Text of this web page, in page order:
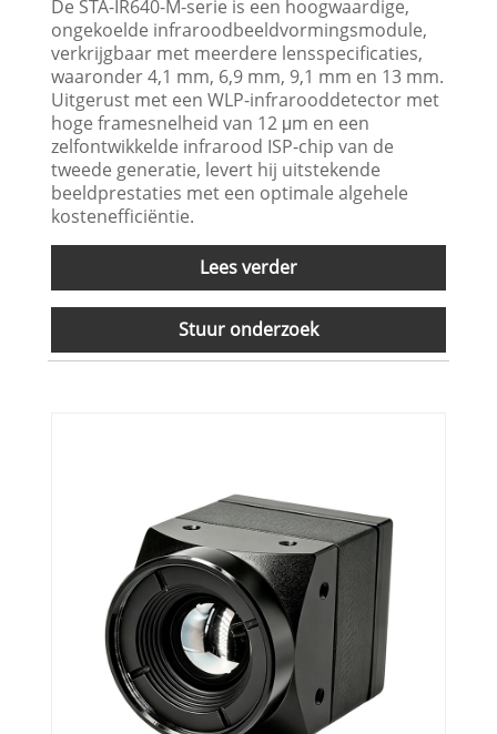
De STA-IR640-M-serie is een hoogwaardige,
ongekoelde infraroodbeeldvormingsmodule,
verkrijgbaar met meerdere lensspecificaties,
waaronder 4,1 mm, 6,9 mm, 9,1 mm en 13 mm.
Uitgerust met een WLP-infrarooddetector met
hoge framesnelheid van 12 μm en een
zelfontwikkelde infrarood ISP-chip van de
tweede generatie, levert hij uitstekende
beeldprestaties met een optimale algehele
kostenefficiëntie.
Lees verder
Stuur onderzoek